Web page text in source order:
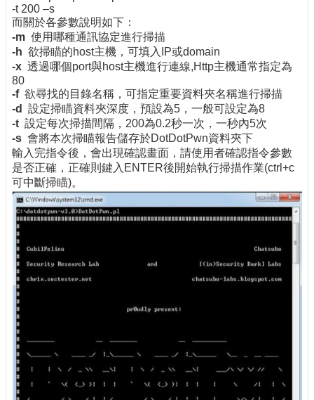
-t 200 –s
而關於各參數說明如下：
-m 使用哪種通訊協定進行掃描
-h 欲掃瞄的host主機，可填入IP或domain
-x 透過哪個port與host主機進行連線,Http主機通常指定為
80
-f欲尋找的目錄名稱，可指定重要資料夾名稱進行掃描
-d
設定掃瞄資料夾深度，預設為5，一般可設定為8
-t 設定每次掃描間隔，200為0.2秒一次，一秒內5次
-s 會將本次掃瞄報告儲存於DotDotPwn資料夾下
輸入完指令後，會出現確認畫面，請使用者確認指令參數
是否正確，正確則鍵入ENTER後開始執行掃描作業(ctrl+c
可中斷掃瞄)。